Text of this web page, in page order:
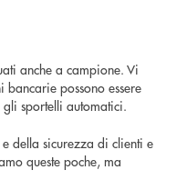
anche a campione. Vi
possono essere
sportelli automatici.
della sicurezza di clienti e
queste poche, ma